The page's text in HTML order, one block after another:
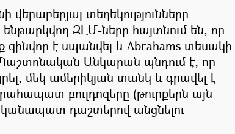
տեղեկությունները
ԶԼՄ-ները հայտնում են, որ
զինվոր է սպանվել և Abrahams տեսակի
Անկարան պնդում է, որ
մեկ ամերիկյան տանկ և գրավել է
բուլդոզերը (թուրքերն այն
դաշտերով անցնելու